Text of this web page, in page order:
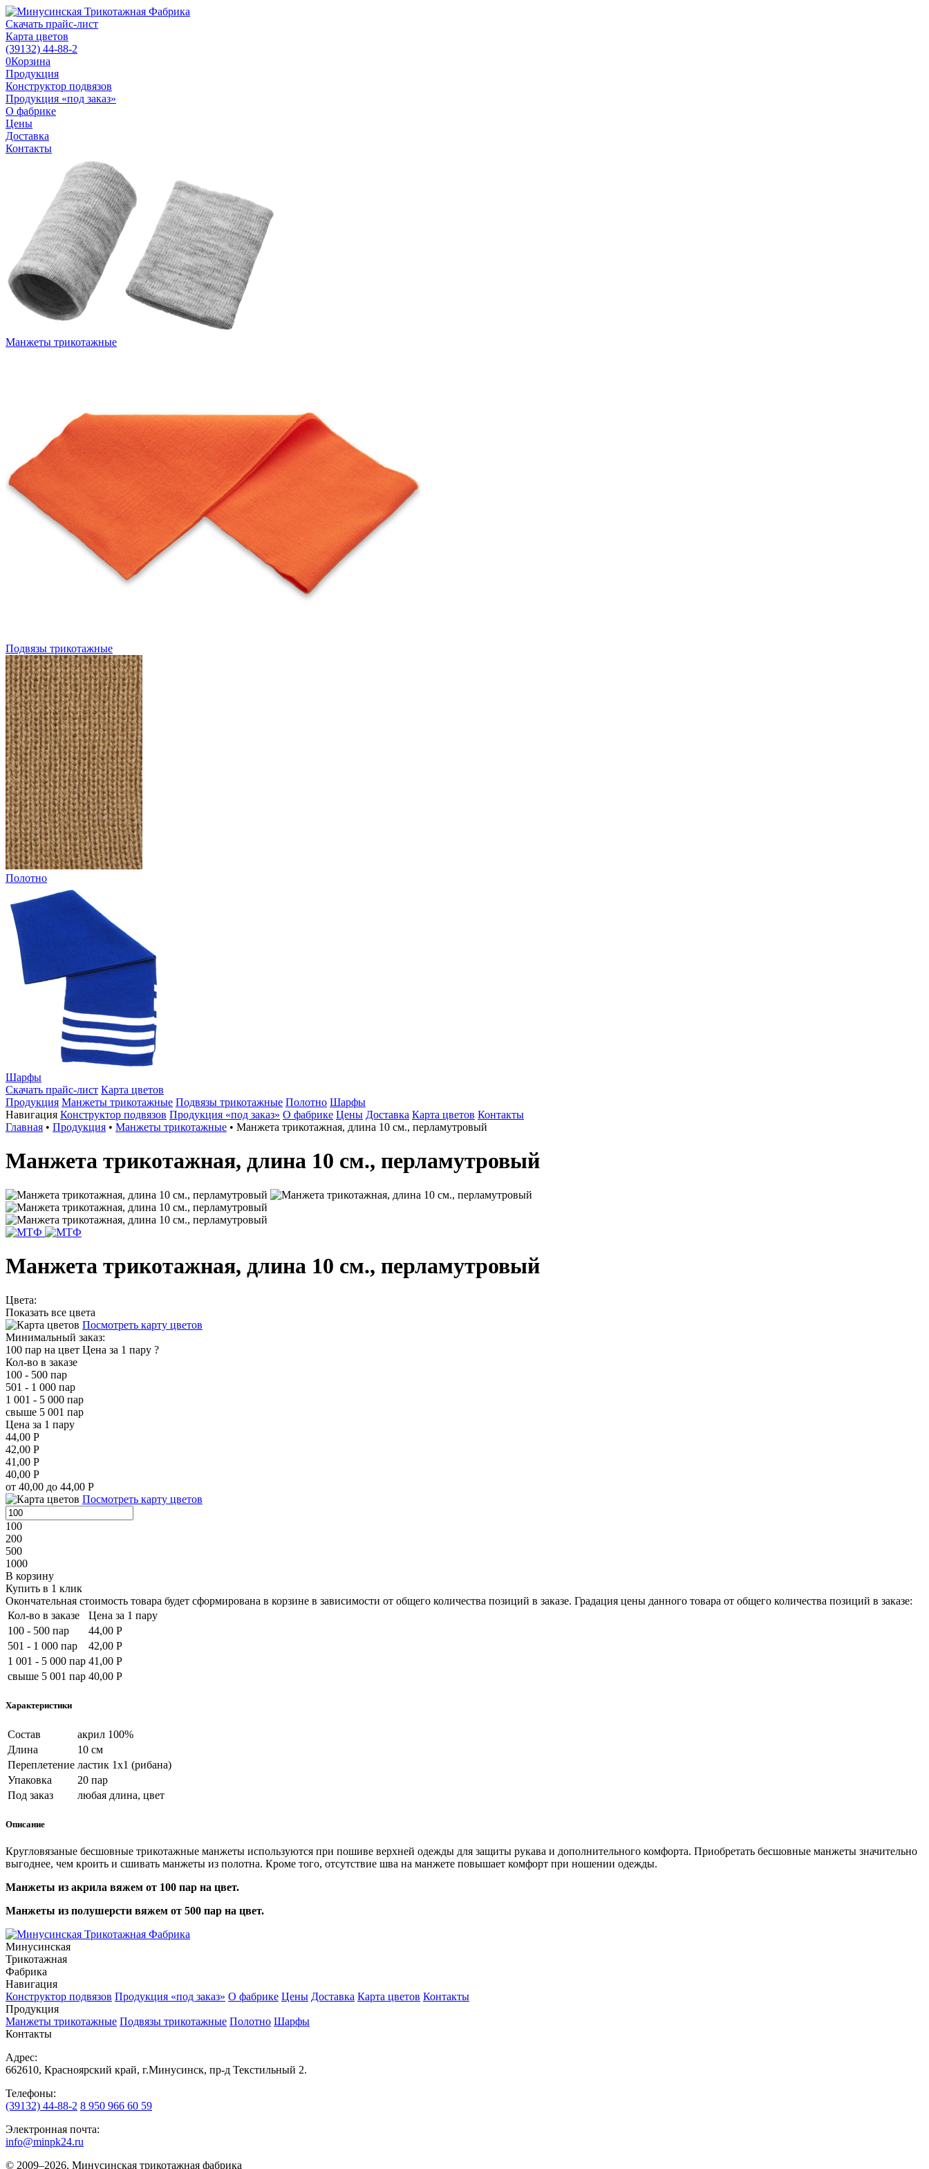
Скачать прайс-лист
Карта цветов
(39132) 44-88-2
0Корзина
Продукция
Конструктор подвязов
Продукция «под заказ»
О фабрике
Цены
Доставка
Контакты
Манжеты трикотажные
Подвязы трикотажные
Полотно
Шарфы
Скачать прайс-лист Карта цветов
Продукция Манжеты трикотажные Подвязы трикотажные Полотно Шарфы
Навигация Конструктор подвязов Продукция «под заказ» О фабрике Цены Доставка Карта цветов Контакты
Главная • Продукция • Манжеты трикотажные • Манжета трикотажная, длина 10 см., перламутровый
Манжета трикотажная, длина 10 см., перламутровый
Манжета трикотажная, длина 10 см., перламутровый
Цвета:
Показать все цвета
Посмотреть карту цветов
Минимальный заказ:
100 пар на цвет Цена за 1 пару ?
Кол-во в заказе
100 - 500 пар
501 - 1 000 пар
1 001 - 5 000 пар
свыше 5 001 пар
Цена за 1 пару
44,00 Р
42,00 Р
41,00 Р
40,00 Р
от 40,00 до 44,00 Р
Посмотреть карту цветов
100
200
500
1000
В корзину
Купить в 1 клик
Окончательная стоимость товара будет сформирована в корзине в зависимости от общего количества позиций в заказе. Градация цены данного товара от общего количества позиций в заказе:
Кол-во в заказе
Цена за 1 пару
100 - 500 пар
44,00 Р
501 - 1 000 пар
42,00 Р
1 001 - 5 000 пар 41,00 Р
свыше 5 001 пар 40,00 Р
Характеристики
Состав
акрил 100%
Длина
10 см
Переплетение ластик 1х1 (рибана)
Упаковка
20 пар
Под заказ
любая длина, цвет
Описание
Кругловязаные бесшовные трикотажные манжеты используются при пошиве верхней одежды для защиты рукава и дополнительного комфорта. Приобретать бесшовные манжеты значительно
выгоднее, чем кроить и сшивать манжеты из полотна. Кроме того, отсутствие шва на манжете повышает комфорт при ношении одежды.
Манжеты из акрила вяжем от 100 пар на цвет.
Манжеты из полушерсти вяжем от 500 пар на цвет.
Минусинская
Трикотажная
Фабрика
Навигация
Конструктор подвязов Продукция «под заказ» О фабрике Цены Доставка Карта цветов Контакты
Продукция
Манжеты трикотажные Подвязы трикотажные Полотно Шарфы
Контакты
Адрес:
662610, Красноярский край, г.Минусинск, пр-д Текстильный 2.
Телефоны:
(39132) 44-88-2 8 950 966 60 59
Электронная почта:
info@minpk24.ru
© 2009–2026, Минусинская трикотажная фабрика